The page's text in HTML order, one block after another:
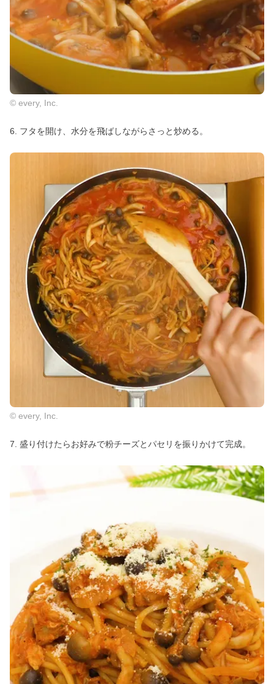
© every, Inc.
6. フタを開け、水分を飛ばしながらさっと炒める。
© every, Inc.
7. 盛り付けたらお好みで粉チーズとパセリを振りかけて完成。